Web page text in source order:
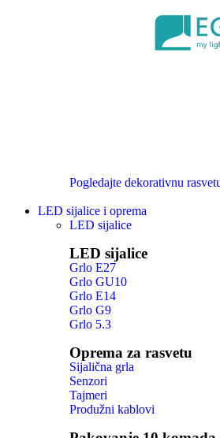
Pogledajte dekorativnu
LED sijalice i oprema
LED sijalice
LED sijalice
Grlo E27
Grlo GU10
Grlo E14
Grlo G9
Grlo 5.3
Oprema za rasvetu
Sijalična grla
Senzori
Tajmeri
Produžni kablovi